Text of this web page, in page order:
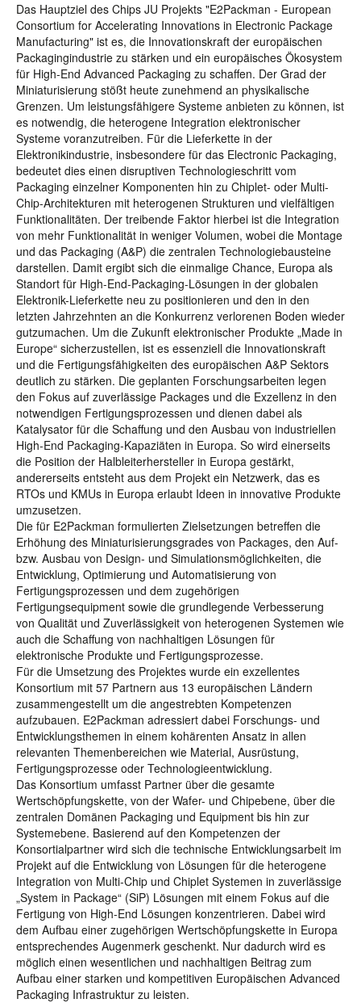
Das Hauptziel des Chips JU Projekts "E2Packman - European
Consortium for Accelerating Innovations in Electronic Package
Manufacturing" ist es, die Innovationskraft der europäischen
Packagingindustrie zu stärken und ein europäisches Ökosystem
für High-End Advanced Packaging zu schaffen. Der Grad der
Miniaturisierung stößt heute zunehmend an physikalische
Grenzen. Um leistungsfähigere Systeme anbieten zu können, ist
es notwendig, die heterogene Integration elektronischer
Systeme voranzutreiben. Für die Lieferkette in der
Elektronikindustrie, insbesondere für das Electronic Packaging,
bedeutet dies einen disruptiven Technologieschritt vom
Packaging einzelner Komponenten hin zu Chiplet- oder Multi-
Chip-Architekturen mit heterogenen Strukturen und vielfältigen
Funktionalitäten. Der treibende Faktor hierbei ist die Integration
von mehr Funktionalität in weniger Volumen, wobei die Montage
und das Packaging (A&P) die zentralen Technologiebausteine
darstellen. Damit ergibt sich die einmalige Chance, Europa als
Standort für High-End-Packaging-Lösungen in der globalen
Elektronik-Lieferkette neu zu positionieren und den in den
letzten Jahrzehnten an die Konkurrenz verlorenen Boden wieder
gutzumachen. Um die Zukunft elektronischer Produkte „Made in
Europe“ sicherzustellen, ist es essenziell die Innovationskraft
und die Fertigungsfähigkeiten des europäischen A&P Sektors
deutlich zu stärken. Die geplanten Forschungsarbeiten legen
den Fokus auf zuverlässige Packages und die Exzellenz in den
notwendigen Fertigungsprozessen und dienen dabei als
Katalysator für die Schaffung und den Ausbau von industriellen
High-End Packaging-Kapaziäten in Europa. So wird einerseits
die Position der Halbleiterhersteller in Europa gestärkt,
andererseits entsteht aus dem Projekt ein Netzwerk, das es
RTOs und KMUs in Europa erlaubt Ideen in innovative Produkte
umzusetzen.
Die für E2Packman formulierten Zielsetzungen betreffen die
Erhöhung des Miniaturisierungsgrades von Packages, den Auf-
bzw. Ausbau von Design- und Simulationsmöglichkeiten, die
Entwicklung, Optimierung und Automatisierung von
Fertigungsprozessen und dem zugehörigen
Fertigungsequipment sowie die grundlegende Verbesserung
von Qualität und Zuverlässigkeit von heterogenen Systemen wie
auch die Schaffung von nachhaltigen Lösungen für
elektronische Produkte und Fertigungsprozesse.
Für die Umsetzung des Projektes wurde ein exzellentes
Konsortium mit 57 Partnern aus 13 europäischen Ländern
zusammengestellt um die angestrebten Kompetenzen
aufzubauen. E2Packman adressiert dabei Forschungs- und
Entwicklungsthemen in einem kohärenten Ansatz in allen
relevanten Themenbereichen wie Material, Ausrüstung,
Fertigungsprozesse oder Technologieentwicklung.
Das Konsortium umfasst Partner über die gesamte
Wertschöpfungskette, von der Wafer- und Chipebene, über die
zentralen Domänen Packaging und Equipment bis hin zur
Systemebene. Basierend auf den Kompetenzen der
Konsortialpartner wird sich die technische Entwicklungsarbeit im
Projekt auf die Entwicklung von Lösungen für die heterogene
Integration von Multi-Chip und Chiplet Systemen in zuverlässige
„System in Package“ (SiP) Lösungen mit einem Fokus auf die
Fertigung von High-End Lösungen konzentrieren. Dabei wird
dem Aufbau einer zugehörigen Wertschöpfungskette in Europa
entsprechendes Augenmerk geschenkt. Nur dadurch wird es
möglich einen wesentlichen und nachhaltigen Beitrag zum
Aufbau einer starken und kompetitiven Europäischen Advanced
Packaging Infrastruktur zu leisten.